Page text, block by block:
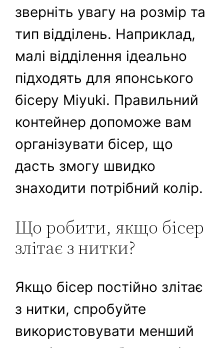
зверніть увагу на розмір та
тип відділень. Наприклад,
малі відділення ідеально
підходять для японського
бісеру Miyuki. Правильний
контейнер допоможе вам
організувати бісер, що
дасть змогу швидко
знаходити потрібний колір.
Що робити, якщо бісер
злітає з нитки?
Якщо бісер постійно злітає
з нитки, спробуйте
використовувати менший